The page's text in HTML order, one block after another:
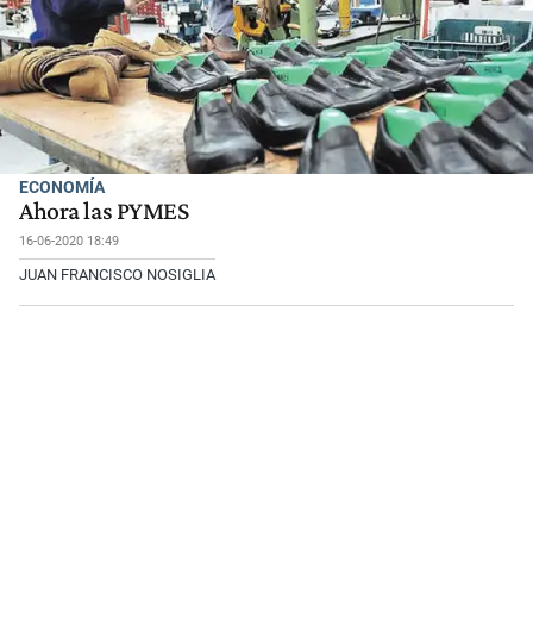
ECONOMÍA
Ahora las PYMES
16-06-2020 18:49
JUAN FRANCISCO NOSIGLIA